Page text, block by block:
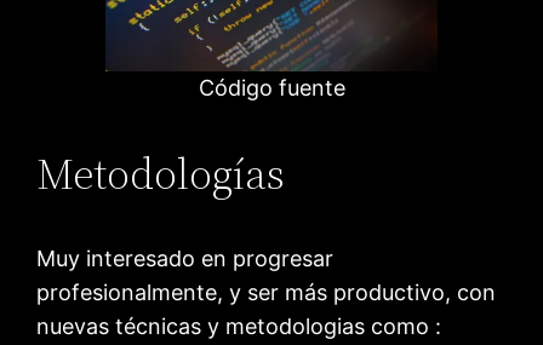
Código fuente
Metodologías
Muy interesado en progresar
profesionalmente, y ser más productivo, con
nuevas técnicas y metodologias como :